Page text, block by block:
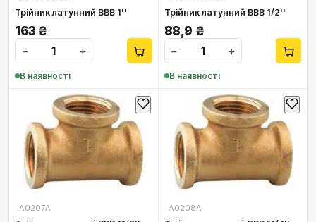
Трійник латунний ВВВ 1''
163 ₴
−
+
В наявності
Трійник латунний ВВВ 1/2''
88,9 ₴
−
+
В наявності
А0207А А0208А